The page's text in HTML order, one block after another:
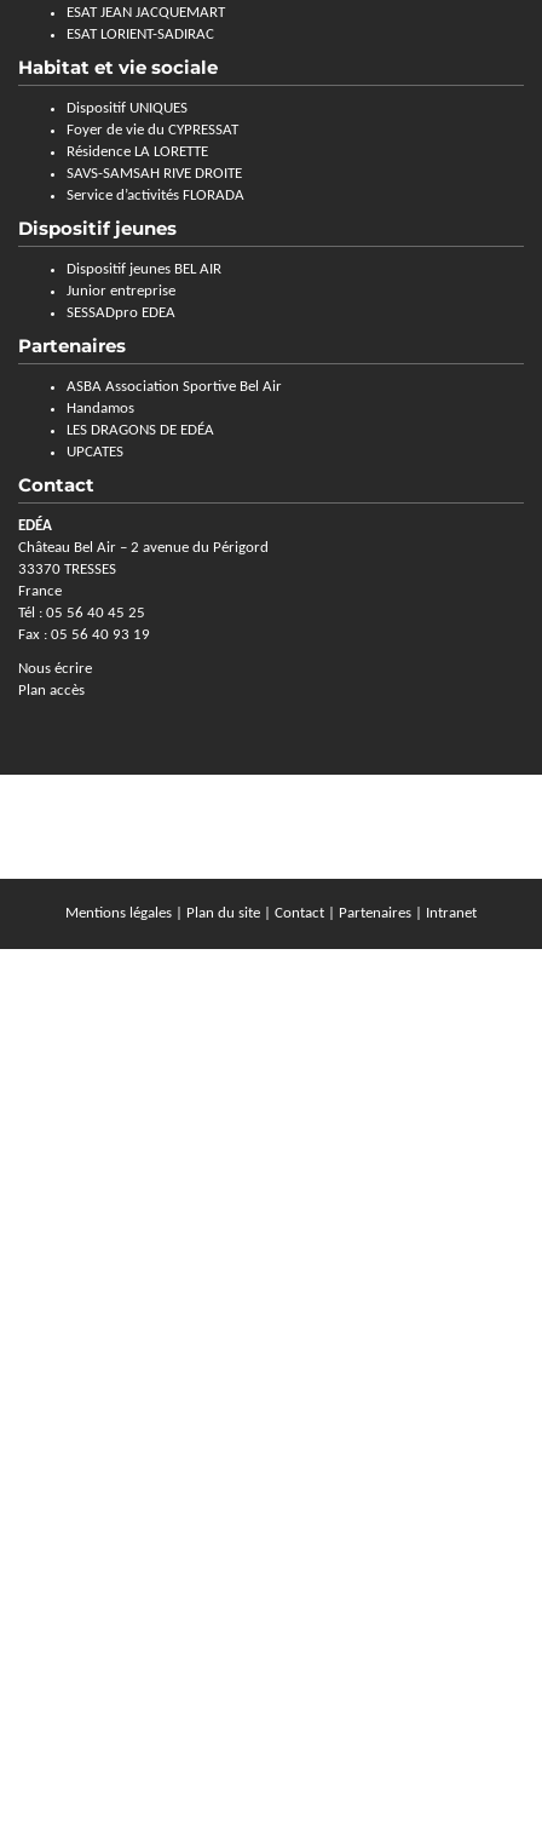
ESAT JEAN JACQUEMART
ESAT LORIENT-SADIRAC
Habitat et vie sociale
Dispositif UNIQUES
Foyer de vie du CYPRESSAT
Résidence LA LORETTE
SAVS-SAMSAH RIVE DROITE
Service d’activités FLORADA
Dispositif jeunes
Dispositif jeunes BEL AIR
Junior entreprise
SESSADpro EDEA
Partenaires
ASBA Association Sportive Bel Air
Handamos
LES DRAGONS DE EDÉA
UPCATES
Contact
EDÉA
Château Bel Air – 2 avenue du Périgord
33370 TRESSES
France
Tél : 05 56 40 45 25
Fax : 05 56 40 93 19
Nous écrire
Plan accès
Mentions légales Plan du site Contact Partenaires Intranet